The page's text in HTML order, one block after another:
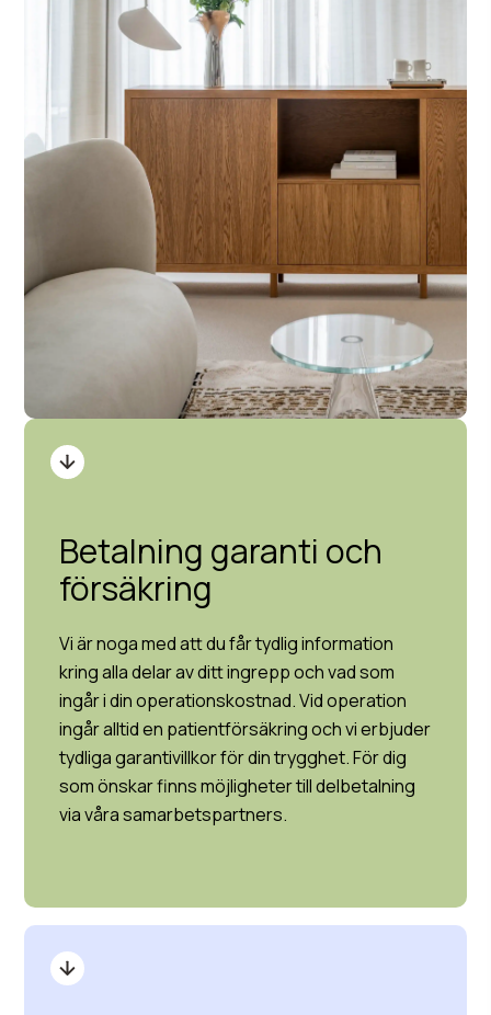
Betalning garanti och
försäkring
Vi är noga med att du får tydlig information
kring alla delar av ditt ingrepp och vad som
ingår i din operationskostnad. Vid operation
ingår alltid en patientförsäkring och vi erbjuder
tydliga garantivillkor för din trygghet. För dig
som önskar finns möjligheter till delbetalning
via våra samarbetspartners.